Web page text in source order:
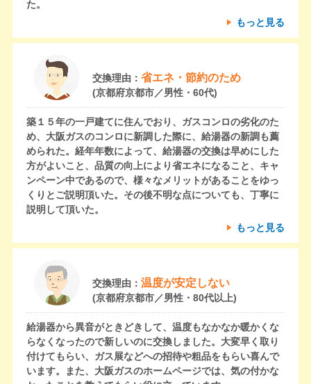
た。
もっと見る
交換理由： 省エネ・節約のため
(京都府京都市／男性・60代)
築１５年の一戸建てに住んでおり、ガスコンロの劣化のた
め、大阪ガスのコンロに新調した際に、給湯器の新調も薦
められた。経年年数によって、給湯器の交換は早めにした
方がよいこと、品質の向上により省エネになること、キャ
ンペーン中であるので、様々なメリットがあることをゆっ
くりとご説明頂いた。その後不明な点についても、丁寧に
説明して頂いた。
もっと見る
交換理由： 温度が安定しない
(京都府京都市／男性・80代以上)
給湯器から異音がときどきして、温度もなかなか暖かくな
らなくなったので新しいのに交換しました。大変早く取り
付けてもらい、ガス展などへの招待や粗品をもらい喜んで
います。また、大阪ガスのホームページでは、気の付かな